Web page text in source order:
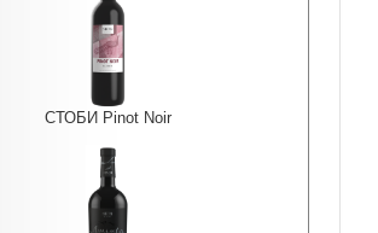
СТОБИ Pinot Noir